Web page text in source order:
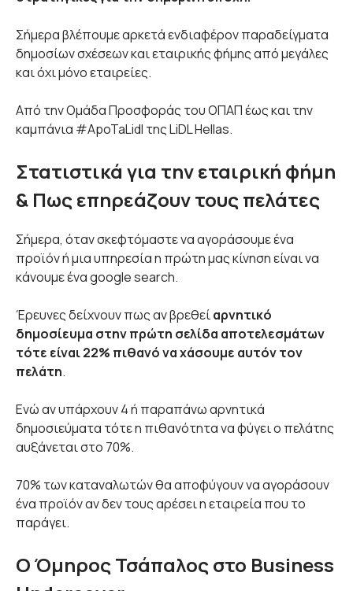
Σήμερα βλέπουμε αρκετά ενδιαφέρον παραδείγματα
δημοσίων σχέσεων και εταιρικής φήμης από μεγάλες
και όχι μόνο εταιρείες.
Από την Ομάδα Προσφοράς του ΟΠΑΠ έως και την
καμπάνια #ApoTaLidl της LiDL Hellas.
Στατιστικά για την εταιρική φήμη
& Πως επηρεάζουν τους πελάτες
Σήμερα, όταν σκεφτόμαστε να αγοράσουμε ένα
προϊόν ή μια υπηρεσία η πρώτη μας κίνηση είναι να
κάνουμε ένα google search.
Έρευνες δείχνουν πως αν βρεθείαρνητικό
δημοσίευμα στην πρώτη σελίδα αποτελεσμάτων
τότε είναι 22% πιθανό να χάσουμε αυτόν τον
πελάτη.
Ενώ αν υπάρχουν 4 ή παραπάνω αρνητικά
δημοσιεύματα τότε η πιθανότητα να φύγει ο πελάτης
αυξάνεται στο 70%.
70% των καταναλωτών θα αποφύγουν να αγοράσουν
ένα προϊόν αν δεν τους αρέσει η εταιρεία που το
παράγει.
Ο Όμηρος Τσάπαλος στο Business